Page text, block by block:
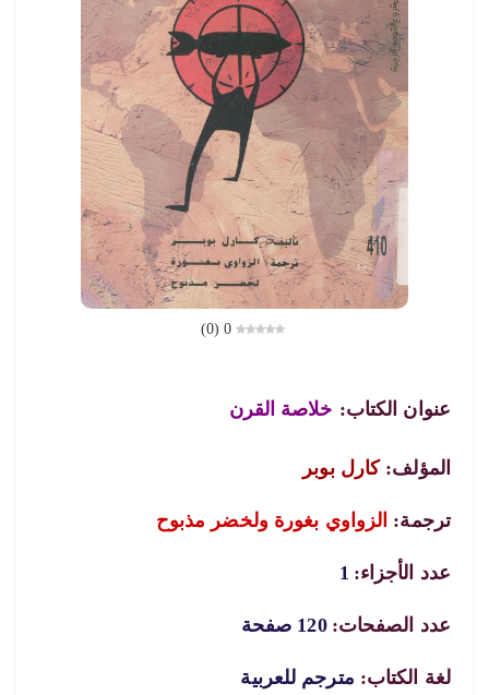
0
(
0
)
عنوان الكتاب: خلاصة القرن
المؤلف: كارل بوبر
ترجمة: الزواوي بغورة ولخضر مذبوح
عدد الأجزاء: 1
عدد الصفحات: 120 صفحة
لغة الكتاب: مترجم للعربية